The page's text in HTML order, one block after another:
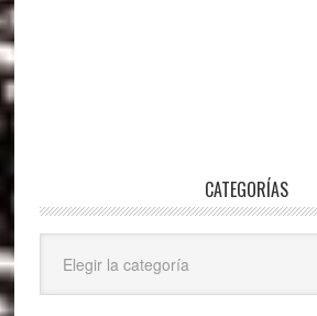
CATEGORÍAS